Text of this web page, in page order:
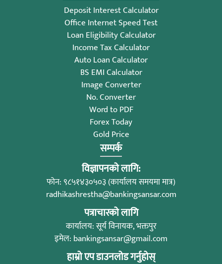
Deposit Interest Calculator
Office Internet Speed Test
Loan Eligibility Calculator
Income Tax Calculator
Auto Loan Calculator
BS EMI Calculator
Image Converter
No. Converter
Word to PDF
Forex Today
Gold Price
सम्पर्क
विज्ञापनको लागि:
फोन: ९८५१४३०५०३ (कार्यालय समयमा मात्र)
radhikashrestha@bankingsansar.com
पत्राचारको लागि
कार्यालय: सूर्य विनायक, भक्तपुर
इमेल: bankingsansar@gmail.com
हाम्रो एप डाउनलोड गर्नुहोस्